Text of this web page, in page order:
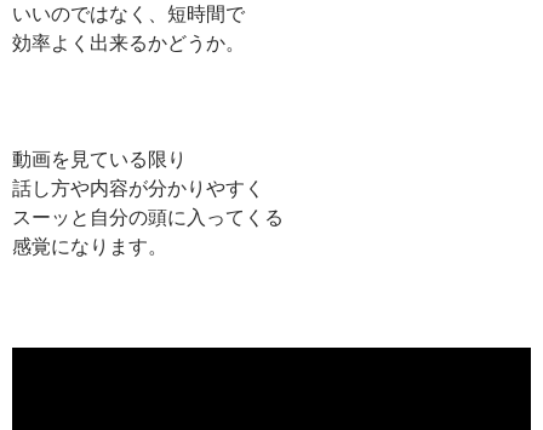
いいのではなく、短時間で
効率よく出来るかどうか。
動画を見ている限り
話し方や内容が分かりやすく
スーッと自分の頭に入ってくる
感覚になります。